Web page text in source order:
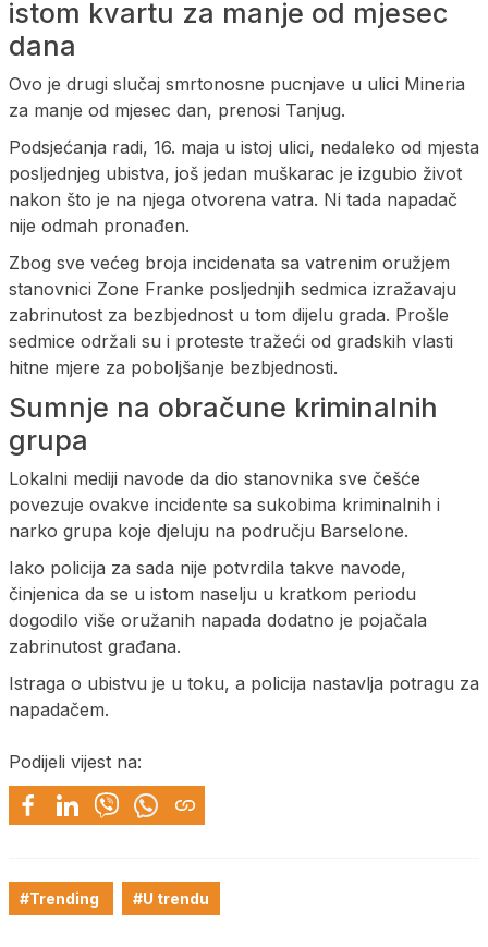
istom kvartu za manje od mjesec
dana
Ovo je drugi slučaj smrtonosne pucnjave u ulici Mineria
za manje od mjesec dan, prenosi Tanjug.
Podsjećanja radi, 16. maja u istoj ulici, nedaleko od mjesta
posljednjeg ubistva, još jedan muškarac je izgubio život
nakon što je na njega otvorena vatra. Ni tada napadač
nije odmah pronađen.
Zbog sve većeg broja incidenata sa vatrenim oružjem
stanovnici Zone Franke posljednjih sedmica izražavaju
zabrinutost za bezbjednost u tom dijelu grada. Prošle
sedmice održali su i proteste tražeći od gradskih vlasti
hitne mjere za poboljšanje bezbjednosti.
Sumnje na obračune kriminalnih
grupa
Lokalni mediji navode da dio stanovnika sve češće
povezuje ovakve incidente sa sukobima kriminalnih i
narko grupa koje djeluju na području Barselone.
Iako policija za sada nije potvrdila takve navode,
činjenica da se u istom naselju u kratkom periodu
dogodilo više oružanih napada dodatno je pojačala
zabrinutost građana.
Istraga o ubistvu je u toku, a policija nastavlja potragu za
napadačem.
Podijeli vijest na:
#Trending #U trendu